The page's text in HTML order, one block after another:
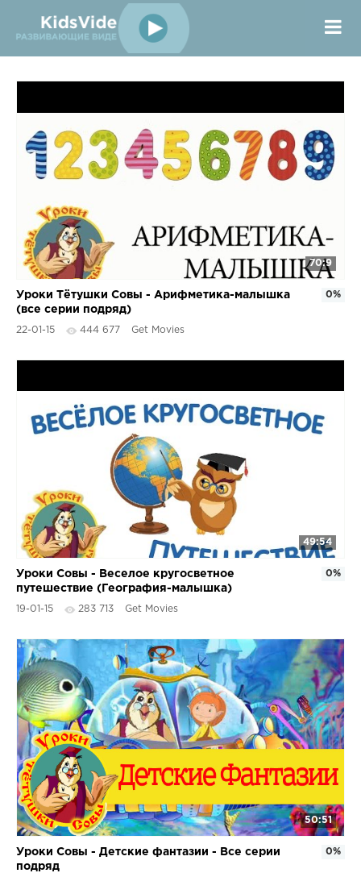
70:9
Уроки Тётушки Совы - Арифметика-малышка
(все серии подряд)
22-01-15 444 677 Get Movies
0%
49:54
Уроки Совы - Веселое кругосветное
путешествие (География-малышка)
19-01-15 283 713 Get Movies
0%
50:51
Уроки Совы - Детские фантазии - Все серии
подряд
0%